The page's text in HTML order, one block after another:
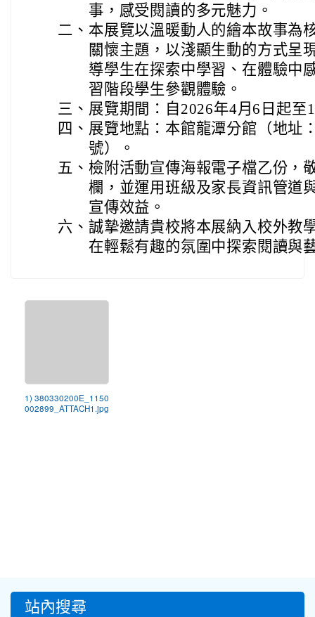
事，感受閱讀的多元魅力。
二、 本展覽以溫暖動人的繪本故事為
關懷主題，以淺顯生動的方式呈
導學生在探索中學習、在體驗中
習階段學生參觀體驗。
三、 展覽期間：自2026年4月6日起至
四、 展覽地點：本館龍潭分館（地址
號）。
五、 檢附活動宣傳海報電子檔乙份，
欄，並運用班級及家長資訊管道
宣傳效益。
六、 誠摯邀請貴校將本展納入校外教
在輕鬆有趣的氛圍中探索閱讀與
1) 380330200E_1150
002899_ATTACH1.jpg
::: 站內搜尋